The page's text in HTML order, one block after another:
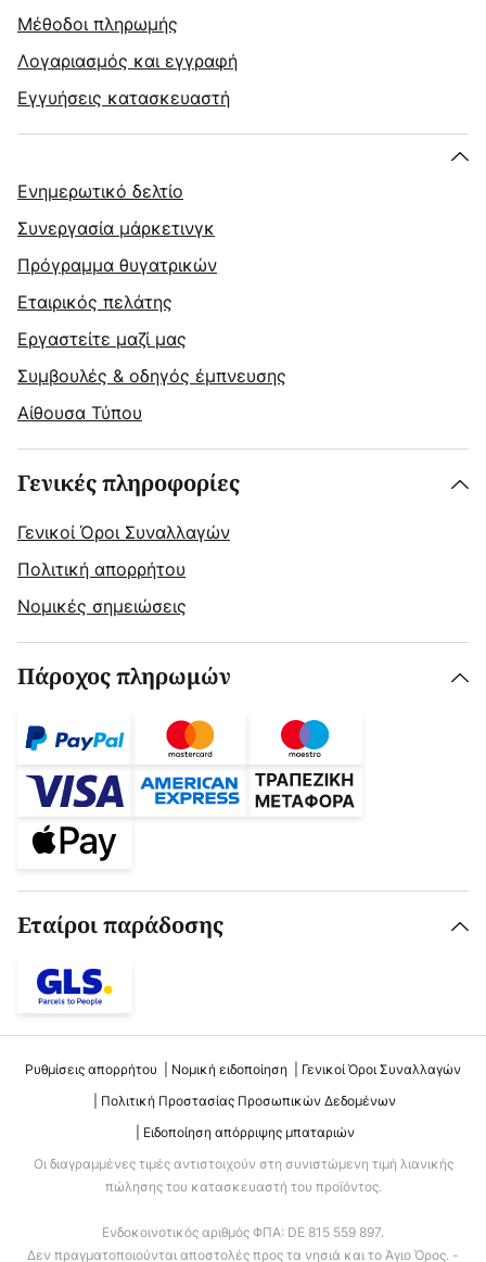
Μέθοδοι πληρωμής
Λογαριασμός και εγγραφή
Εγγυήσεις κατασκευαστή
Ενημερωτικό δελτίο
Συνεργασία μάρκετινγκ
Πρόγραμμα θυγατρικών
Εταιρικός πελάτης
Εργαστείτε μαζί μας
Συμβουλές & οδηγός έμπνευσης
Αίθουσα Τύπου
Γενικές πληροφορίες
Γενικοί Όροι Συναλλαγών
Πολιτική απορρήτου
Νομικές σημειώσεις
Πάροχος πληρωμών
Εταίροι παράδοσης
Ρυθμίσεις απορρήτου Νομική ειδοποίηση
Γενικοί Όροι Συναλλαγών
Πολιτική Προστασίας Προσωπικών Δεδομένων
Ειδοποίηση απόρριψης μπαταριών
Οι διαγραμμένες τιμές αντιστοιχούν στη συνιστώμενη τιμή λιανικής
πώλησης του κατασκευαστή του προϊόντος.
Ενδοκοινοτικός αριθμός ΦΠΑ: DE 815 559 897.
Δεν πραγματοποιούνται αποστολές προς τα νησιά και το Άγιο Όρος. -